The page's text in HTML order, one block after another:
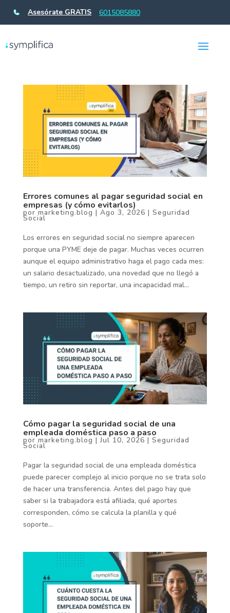
Errores comunes al pagar seguridad social en
empresas (y cómo evitarlos)
por marketing.blog | Ago 3, 2026 | Seguridad
Social
Los errores en seguridad social no siempre aparecen
porque una PYME deje de pagar. Muchas veces ocurren
aunque el equipo administrativo haga el pago cada mes:
un salario desactualizado, una novedad que no llegó a
tiempo, un retiro sin reportar, una incapacidad mal...
Cómo pagar la seguridad social de una
empleada doméstica paso a paso
por marketing.blog |Jul 10, 2026 | Seguridad
Social
Pagar la seguridad social de una empleada doméstica
puede parecer complejo al inicio porque no se trata solo
de hacer una transferencia. Antes del pago hay que
saber si la trabajadora está afiliada, qué aportes
corresponden, cómo se calcula la planilla y qué
soporte...
Asesórate GRATIS 6015085880